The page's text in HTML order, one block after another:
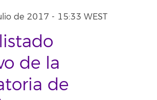
de 2017 - 15:33 WEST
de la
de